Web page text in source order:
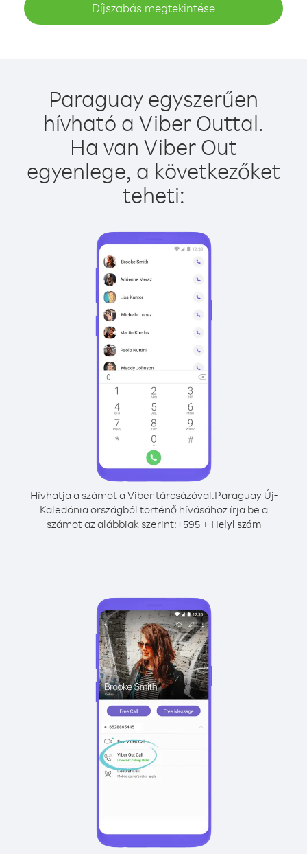
Díjszabás megtekintése
Paraguay egyszerűen
hívható a Viber Outtal.
Ha van Viber Out
egyenlege, a következőket
teheti:
Hívhatja a számot a Viber tárcsázóval.Paraguay Új-
Kaledónia országból történő hívásához írja be a
számot az alábbiak szerint:+595+ Helyi szám